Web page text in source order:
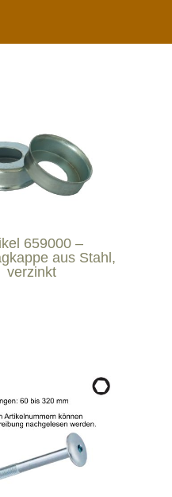
659000 –
aus Stahl,
verzinkt